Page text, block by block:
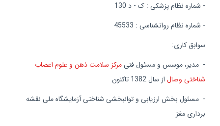
- شماره نظام پزشکی : ک - د 130
- شماره نظام روانشناسی : 45533
سوابق کاری:
- مدیر، موسس و مسئول فنیمركز سلامت ذهن و علوم اعصاب
شناختی وصال از سال 1382 تاکنون
- مسئول بخش ارزیابی و توانبخشی شناختی آزمایشگاه ملی نقشه
برداری مغز